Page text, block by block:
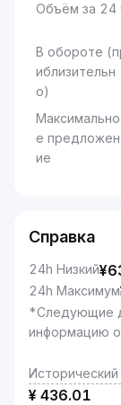
Объём за 24
В обороте
иблизительн
о)
Максимально
е предложен
ие
Справка
24h Низкий¥
24h Максимум
*Следующие
информацию
¥ 436.01